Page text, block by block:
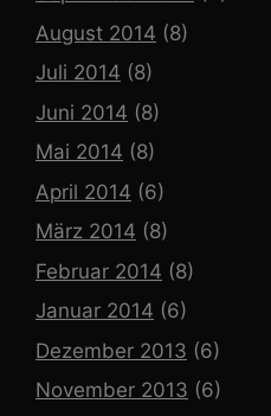
August 2014 (8)
Juli 2014 (8)
Juni 2014 (8)
Mai 2014 (8)
April 2014 (6)
März 2014 (8)
Februar 2014 (8)
Januar 2014 (6)
Dezember 2013 (6)
November 2013 (6)